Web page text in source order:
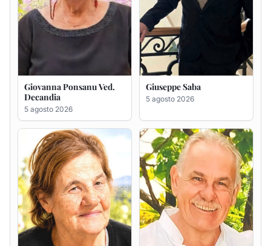
Maria Antonietta Orrù
ved. Peddio
5 agosto 2026
Giuseppe Deiana
5 agosto 2026